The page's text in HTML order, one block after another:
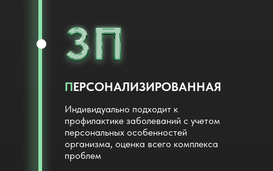
Индивидуально подходит к
профилактике заболеваний с учетом
персональных особенностей
организма, оценка всего комплекса
проблем
ПЕРСОНАЛИЗИРОВАННАЯ